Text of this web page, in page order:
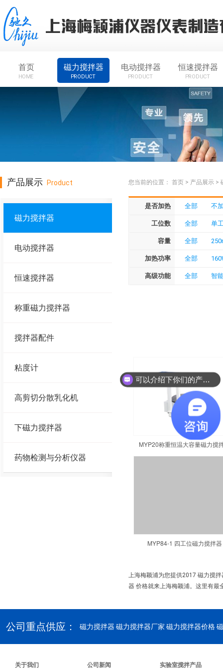
首页
HOME
磁力搅拌器
PRODUCT
电动搅拌器
PRODUCT
恒速搅拌器
PRODUCT
产品展示 Product
磁力搅拌器
电动搅拌器
恒速搅拌器
称重磁力搅拌器
搅拌器配件
粘度计
高剪切分散乳化机
下磁力搅拌器
药物检测与分析仪器
您当前的位置： 首页 > 产品展示 >
是否加热 全部 不
工位数 全部 单
容量 全部
加热功率 全部
高级功能 全部 智
MYP20称重恒温大容量磁力搅
MYP84-1 四工位磁力搅拌器
上海梅颖浦为您提供2017 磁力搅
器 价格就来上海梅颖浦。这里有最
公司重点供应： 磁力搅拌器 磁力搅拌器厂家 磁力搅拌器价格
关于我们 公司新闻 实验室搅拌产品
可以介绍下你们的产品么？